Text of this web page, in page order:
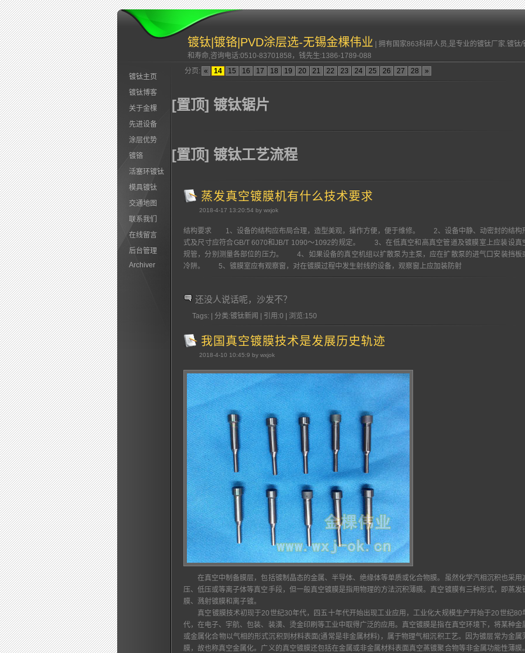
镀钛|镀铬|PVD涂层选-无锡金棵伟业 | 拥有国家863科研人员,是专业的镀钛厂家.镀
和寿命,咨询电话:0510-83701858，钱先生:1386-1789-088
镀钛主页
镀钛博客
关于金棵
先进设备
涂层优势
镀铬
活塞环镀钛
模具镀钛
交通地图
联系我们
在线留言
后台管理
Archiver
分页: « 14 15 16 17 18 19 20 21 22 23 24 25 26 27 28 »
[置顶] 镀钛锯片
[置顶] 镀钛工艺流程
蒸发真空镀膜机有什么技术要求
2018-4-17 13:20:54 by wxjok
结构要求 1、设备的结构应布局合理，造型美观，操作方便，便于维修。 2、设备中静、动密封的结构
式及尺寸应符合GB/T 6070和JB/T 1090～1092的规定。 3、在低真空和高真空管道及镀膜室上应装设真
规管，分别测量各部位的压力。 4、如果设备的真空机组以扩散泵为主泵，应在扩散泵的进气口安装挡板
冷阱。 5、镀膜室应有观察窗，对在镀膜过程中发生射线的设备，观察窗上应加装防射
还没人说话呢，沙发不？
Tags: | 分类:镀钛新闻 | 引用:0 | 浏览:150
我国真空镀膜技术是发展历史轨迹
2018-4-10 10:45:9 by wxjok
在真空中制备膜层，包括镀制晶态的金属、半导体、绝缘体等单质或化合物膜。虽然化学汽相沉积也采用
压、低压或等离子体等真空手段，但一般真空镀膜是指用物理的方法沉积薄膜。真空镀膜有三种形式，即蒸发
膜、溅射镀膜和离子镀。
真空镀膜技术初现于20世纪30年代，四五十年代开始出现工业应用，工业化大规模生产开始于20世纪80
代，在电子、宇航、包装、装潢、烫金印刷等工业中取得广泛的应用。真空镀膜是指在真空环境下，将某种金
或金属化合物以气相的形式沉积到材料表面(通常是非金属材料)，属于物理气相沉积工艺。因为镀层常为金属
膜，故也称真空金属化。广义的真空镀膜还包括在金属或非金属材料表面真空蒸镀聚合物等非金属功能性薄膜